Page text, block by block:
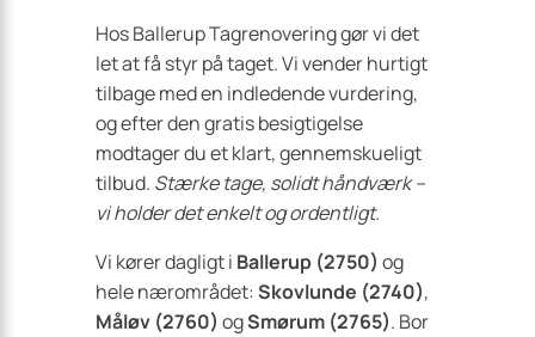
Hos Ballerup Tagrenovering gør vi det
let at få styr på taget. Vi vender hurtigt
tilbage med en indledende vurdering,
og efter den gratis besigtigelse
modtager du et klart, gennemskueligt
tilbud. Stærke tage, solidt håndværk –
vi holder det enkelt og ordentligt.
Vi kører dagligt i Ballerup (2750) og
hele nærområdet:Skovlunde (2740),
Måløv (2760) ogSmørum (2765). Bor